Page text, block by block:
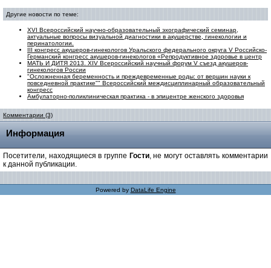
Другие новости по теме:
XVI Всероссийский научно-образовательный эхографический семинар,
актуальные вопросы визуальной диагностики в акушерстве, гинекологии и
перинатологии.
III конгресс акушеров-гинекологов Уральского федерального округа V Российско-
Германский конгресс акушеров-гинекологов «Репродуктивное здоровье в центр
МАТЬ И ДИТЯ 2013. XIV Всероссийский научный форум V съезд акушеров-
гинекологов России
"Осложненная беременность и преждевременные роды: от вершин науки к
повседневной практике"" Всероссийский междисциплинарный образовательный
конгресс
Амбулаторно-поликлиническая практика - в эпицентре женского здоровья
Комментарии (3)
Информация
Посетители, находящиеся в группе Гости, не могут оставлять комментарии
к данной публикации.
Powered by DataLife Engine